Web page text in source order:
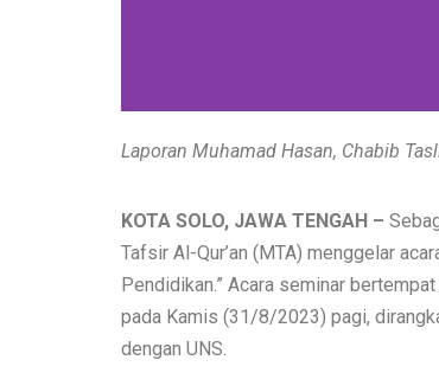
Laporan Muhamad Hasan, Chabib
KOTA SOLO, JAWA TENGAH –
Tafsir Al-Qur’an (MTA) menggelar
Pendidikan.” Acara seminar
pada Kamis (31/8/2023) pagi,
dengan UNS.